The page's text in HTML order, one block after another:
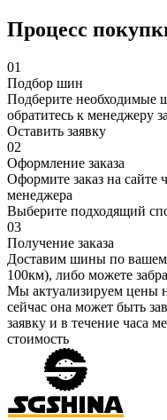
Процесс
01
Подбор шин
Подберите необходимые
обратитесь к менеджеру
Оставить заявку
02
Оформление заказа
Оформите заказ на сайте
менеджера
Выберите подходящий
03
Получение заказа
Доставим шины по
100км), либо можете
Мы актуализируем цены
сейчас она может быть
заявку и в течение часа
стоимость